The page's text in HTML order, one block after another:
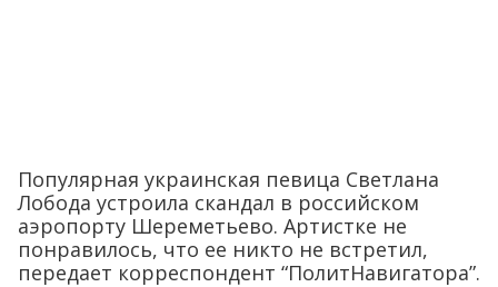
Популярная украинская певица Светлана
Лобода устроила скандал в российском
аэропорту Шереметьево. Артистке не
понравилось, что ее никто не встретил,
передает корреспондент “ПолитНавигатора”.